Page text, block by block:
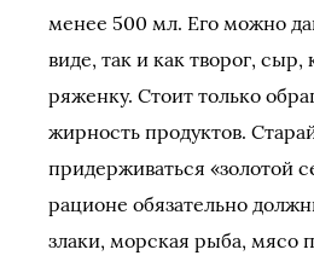
менее 500 мл. Его можно
виде, так и как творог,
ряженку. Стоит только
жирность продуктов.
придерживаться «золотой
рационе обязательно
злаки, морская рыба, мясо